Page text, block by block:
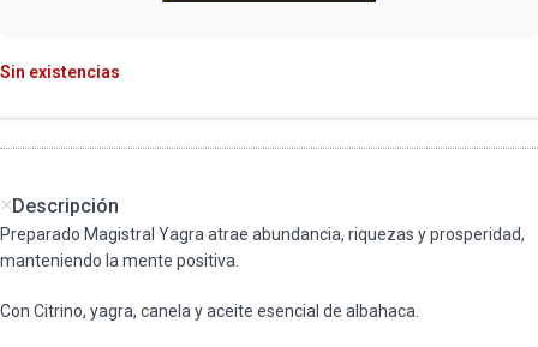
Sin existencias
Descripción
Preparado Magistral Yagra atrae abundancia, riquezas y prosperidad,
manteniendo la mente positiva.
Con Citrino, yagra, canela y aceite esencial de albahaca.